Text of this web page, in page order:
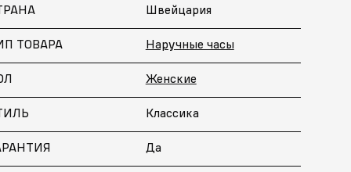
Швейцария
ТОВАРА Наручные часы
Женские
Классика
Да